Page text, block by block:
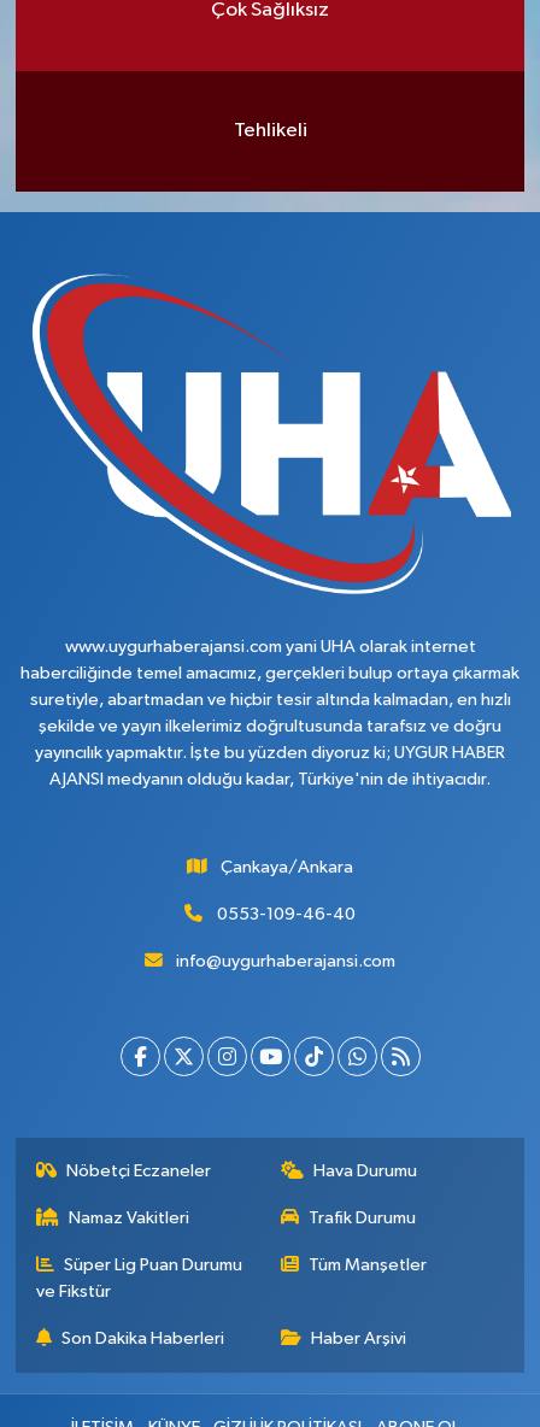
Çok Sağlıksız
Tehlikeli
www.uygurhaberajansi.com yani UHA olarak internet
haberciliğinde temel amacımız, gerçekleri bulup ortaya çıkarmak
suretiyle, abartmadan ve hiçbir tesir altında kalmadan, en hızlı
şekilde ve yayın ilkelerimiz doğrultusunda tarafsız ve doğru
yayıncılık yapmaktır. İşte bu yüzden diyoruz ki; UYGUR HABER
AJANSI medyanın olduğu kadar, Türkiye'nin de ihtiyacıdır.
Çankaya/Ankara
0553-109-46-40
info@uygurhaberajansi.com
Nöbetçi Eczaneler Hava Durumu
Namaz Vakitleri Trafik Durumu
Süper Lig Puan Durumu
ve Fikstür
Tüm Manşetler
Son Dakika Haberleri Haber Arşivi